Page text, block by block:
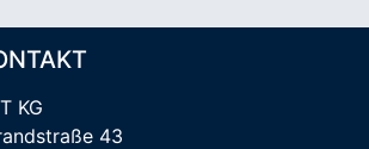
KG
43